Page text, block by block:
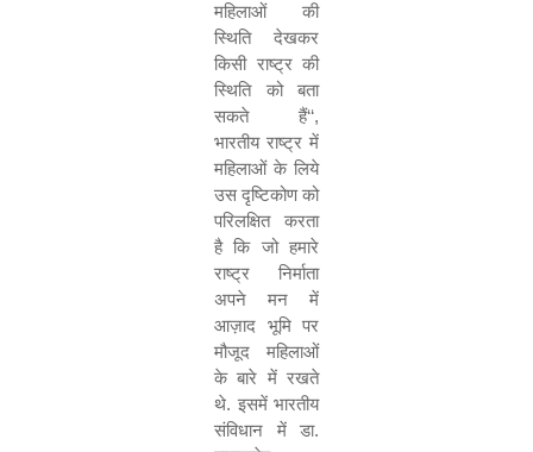
महिलाओं की
स्थिति देखकर
किसी राष्ट्र की
स्थिति को बता
सकते हैं‘‘,
भारतीय राष्ट्र में
महिलाओं के लिये
उस दृष्टिकोण को
परिलक्षित करता
है कि जो हमारे
राष्ट्र निर्माता
अपने मन में
आज़ाद भूमि पर
मौजूद महिलाओं
के बारे में रखते
थे. इसमें भारतीय
संविधान में डा.